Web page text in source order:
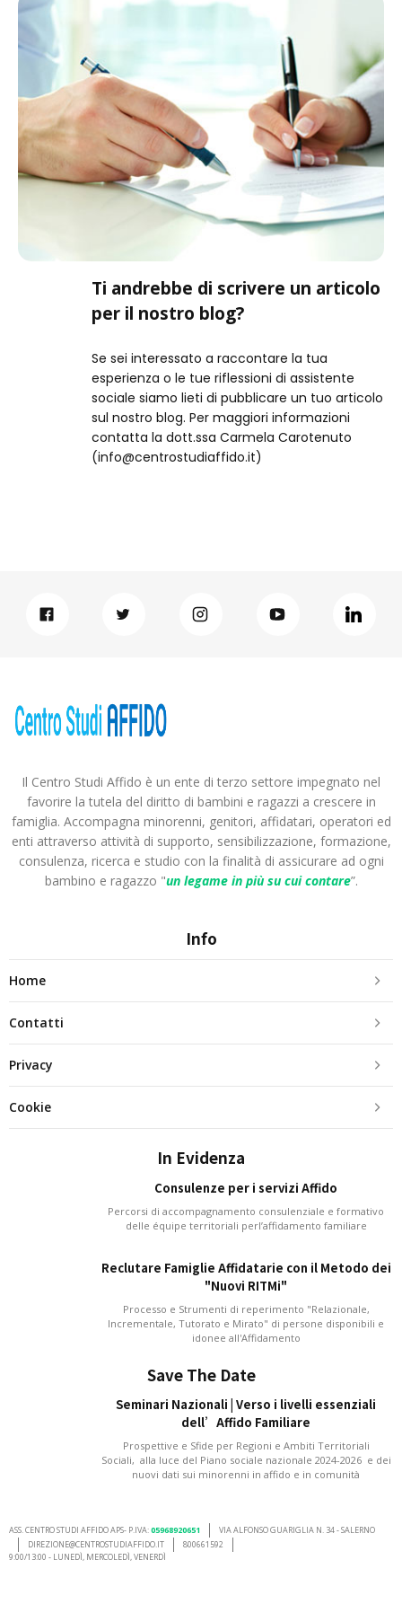
Ti andrebbe di scrivere un articolo
per il nostro blog?
Se sei interessato a raccontare la tua
esperienza o le tue riflessioni di assistente
sociale siamo lieti di pubblicare un tuo articolo
sul nostro blog. Per maggiori informazioni
contatta la dott.ssa Carmela Carotenuto
(info@centrostudiaffido.it)
Il Centro Studi Affido è un ente di terzo settore impegnato nel
favorire la tutela del diritto di bambini e ragazzi a crescere in
famiglia. Accompagna minorenni, genitori, affidatari, operatori ed
enti attraverso attività di supporto, sensibilizzazione, formazione,
consulenza, ricerca e studio con la finalità di assicurare ad ogni
bambino e ragazzo "un legame in più su cui contare”.
Info
Home
Contatti
Privacy
Cookie
In Evidenza
Consulenze per i servizi Affido
Percorsi di accompagnamento consulenziale e formativo
delle équipe territoriali perl’affidamento familiare
Reclutare Famiglie Affidatarie con il Metodo dei
"Nuovi RITMi"
Processo e Strumenti di reperimento "Relazionale,
Incrementale, Tutorato e Mirato" di persone disponibili e
idonee all'Affidamento
Save The Date
Seminari Nazionali | Verso i livelli essenziali
dell’Affido Familiare
Prospettive e Sfide per Regioni e Ambiti Territoriali
Sociali, alla luce del Piano sociale nazionale 2024-2026 e dei
nuovi dati sui minorenni in affido e in comunità
ASS. CENTRO STUDI AFFIDO APS- P.IVA:05968920651
VIA ALFONSO GUARIGLIA N. 34 - SALERNO
DIREZIONE@CENTROSTUDIAFFIDO.IT
800661592
9:00/13:00 - LUNEDÌ, MERCOLEDÌ, VENERDÌ